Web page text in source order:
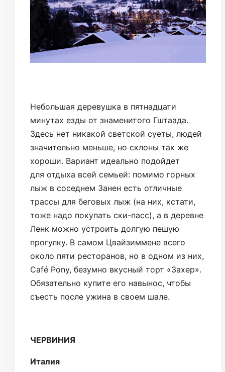
Небольшая деревушка в пятнадцати
минутах езды от знаменитого Гштаада.
Здесь нет никакой светской суеты, людей
значительно меньше, но склоны так же
хороши. Вариант идеально подойдет
для отдыха всей семьей: помимо горных
лыж в соседнем Занен есть отличные
трассы для беговых лыж (на них, кстати,
тоже надо покупать ски-пасс), а в деревне
Ленк можно устроить долгую пешую
прогулку. В самом Цвайзиммене всего
около пяти ресторанов, но в одном из них,
Café Pony, безумно вкусный торт «Захер».
Обязательно купите его навынос, чтобы
съесть после ужина в своем шале.
ЧЕРВИНИЯ
Италия